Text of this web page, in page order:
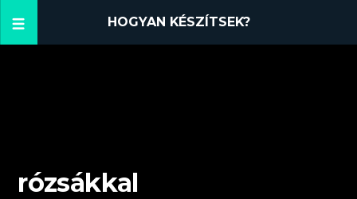
HOGYAN KÉSZÍTSEK?
rózsákkal